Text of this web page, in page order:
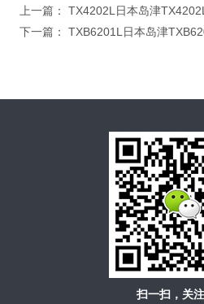
上一篇： TX4202L日本岛津
下一篇： TXB6201L日本岛津
扫一扫，关